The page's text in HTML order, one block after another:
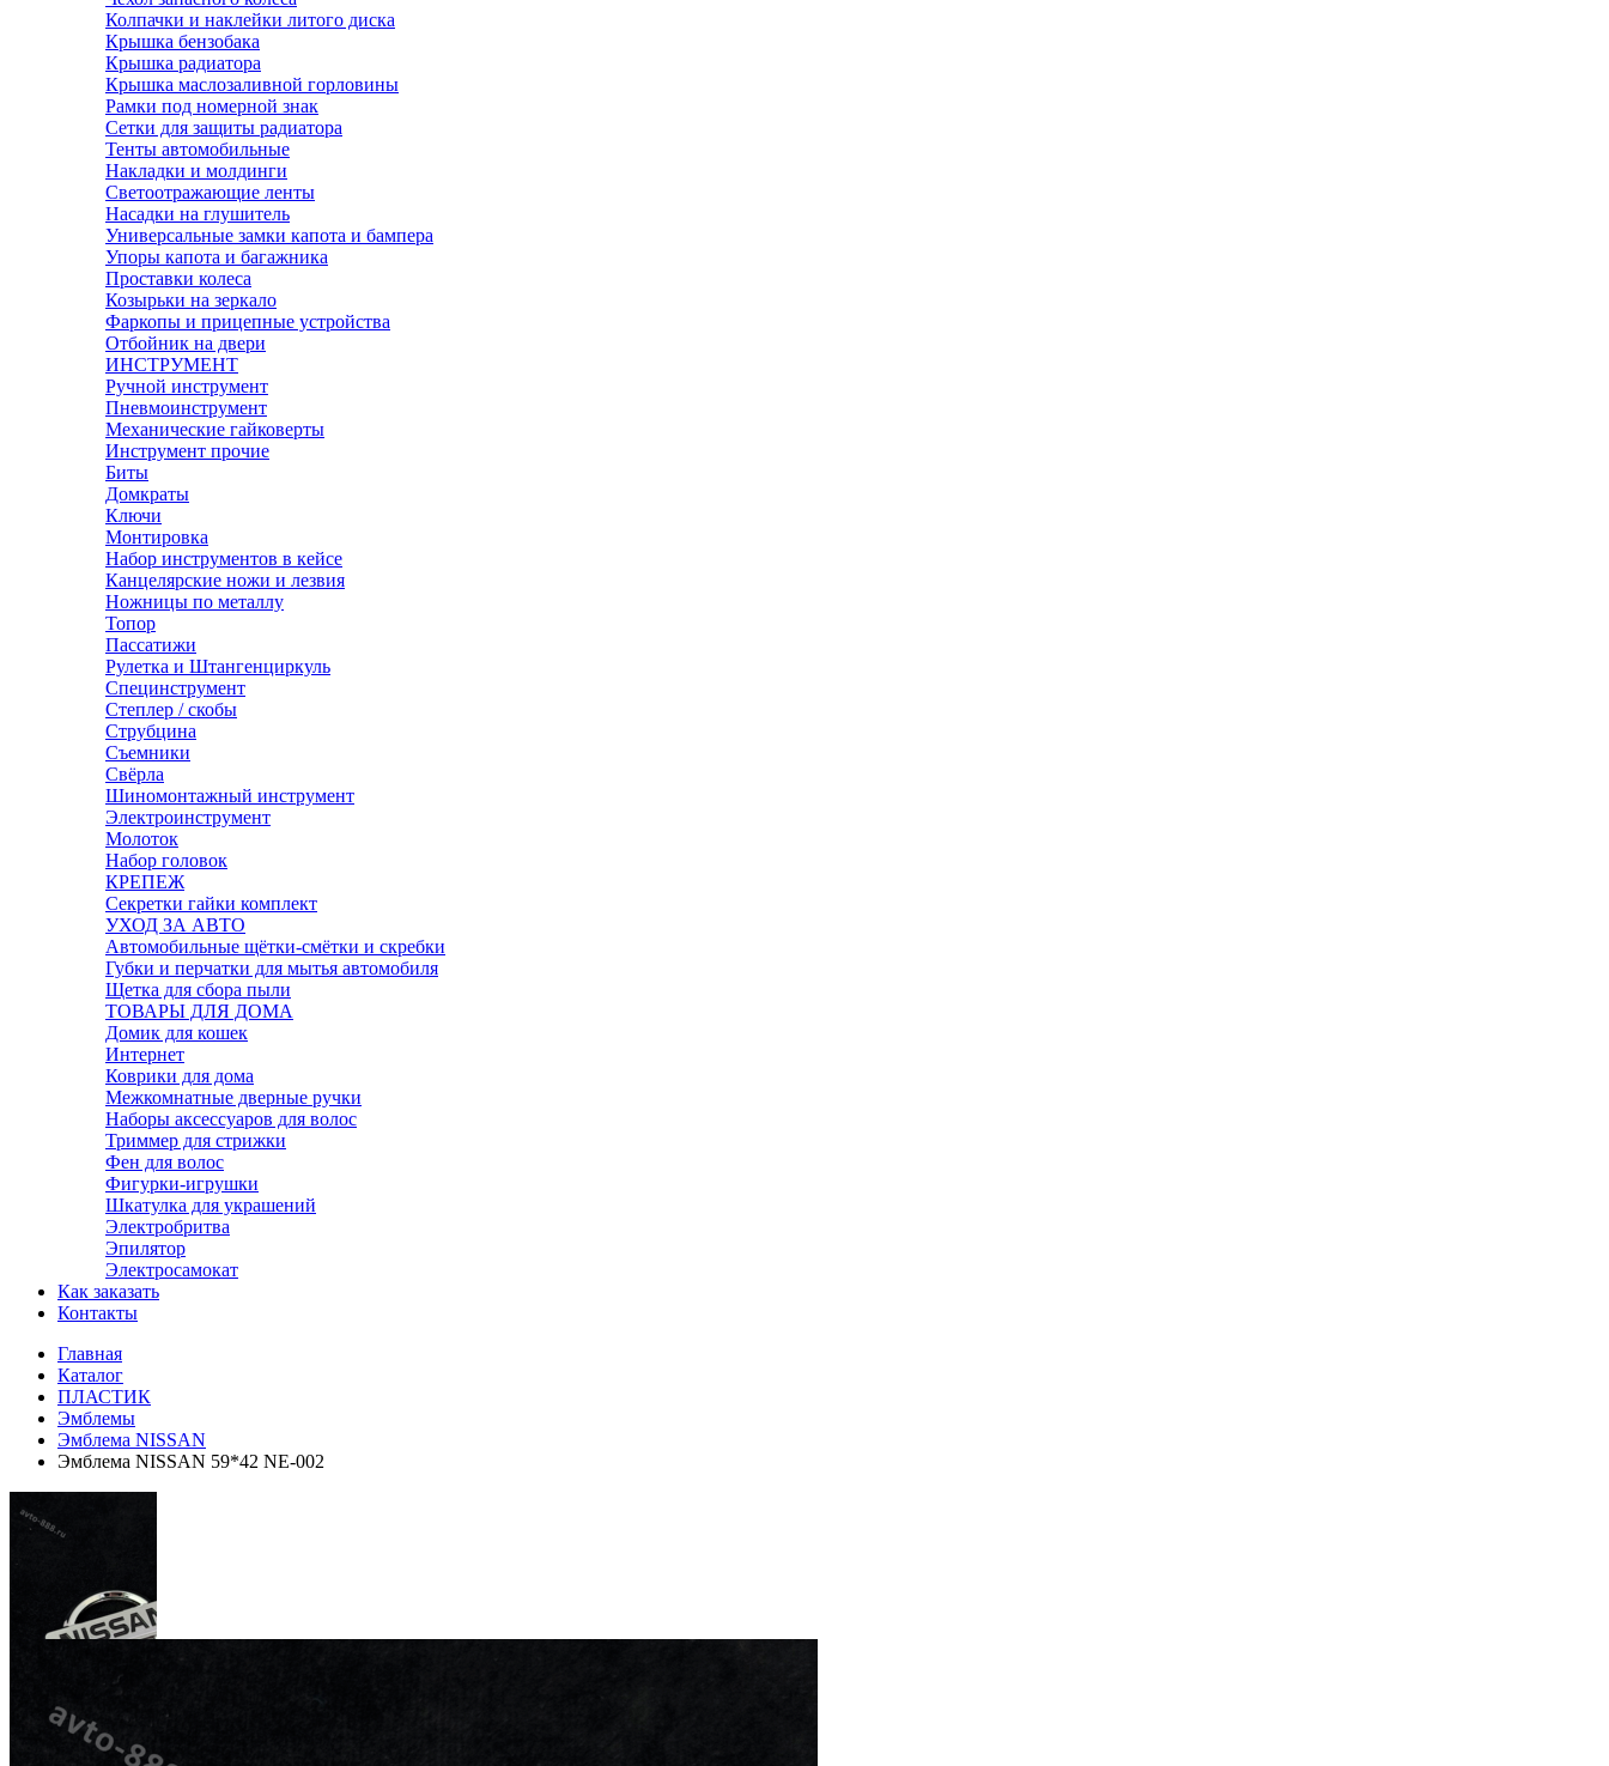
Колпачки и наклейки литого диска
Крышка бензобака
Крышка радиатора
Крышка маслозаливной горловины
Рамки под номерной знак
Сетки для защиты радиатора
Тенты автомобильные
Накладки и молдинги
Светоотражающие ленты
Насадки на глушитель
Универсальные замки капота и бампера
Упоры капота и багажника
Проставки колеса
Козырьки на зеркало
Фаркопы и прицепные устройства
Отбойник на двери
ИНСТРУМЕНТ
Ручной инструмент
Пневмоинструмент
Механические гайковерты
Инструмент прочиe
Биты
Домкраты
Ключи
Монтировка
Набор инструментов в кейсе
Канцелярские ножи и лезвия
Ножницы по металлу
Топор
Пассатижи
Рулетка и Штангенциркуль
Специнструмент
Степлер / скобы
Струбцина
Съемники
Свёрла
Шиномонтажный инструмент
Электроинструмент
Молоток
Набор головок
КРЕПЕЖ
Секретки гайки комплект
УХОД ЗА АВТО
Автомобильные щётки-смётки и скребки
Губки и перчатки для мытья автомобиля
Щетка для сбора пыли
ТОВАРЫ ДЛЯ ДОМА
Домик для кошек
Интернет
Коврики для дома
Межкомнатные дверные ручки
Наборы аксессуаров для волос
Триммер для стрижки
Фен для волос
Фигурки-игрушки
Шкатулка для украшений
Электробритва
Эпилятор
Электросамокат
Как заказать
Контакты
Главная
Каталог
ПЛАСТИК
Эмблемы
Эмблема NISSAN
Эмблема NISSAN 59*42 NE-002